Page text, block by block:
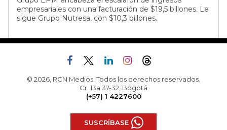
empresariales con una facturación de $19,5 billones. Le
sigue Grupo Nutresa, con $10,3 billones.
© 2026, RCN Medios. Todos los derechos reservados.
Cr. 13a 37-32, Bogotá
(+57) 1 4227600
SUSCRÍBASE